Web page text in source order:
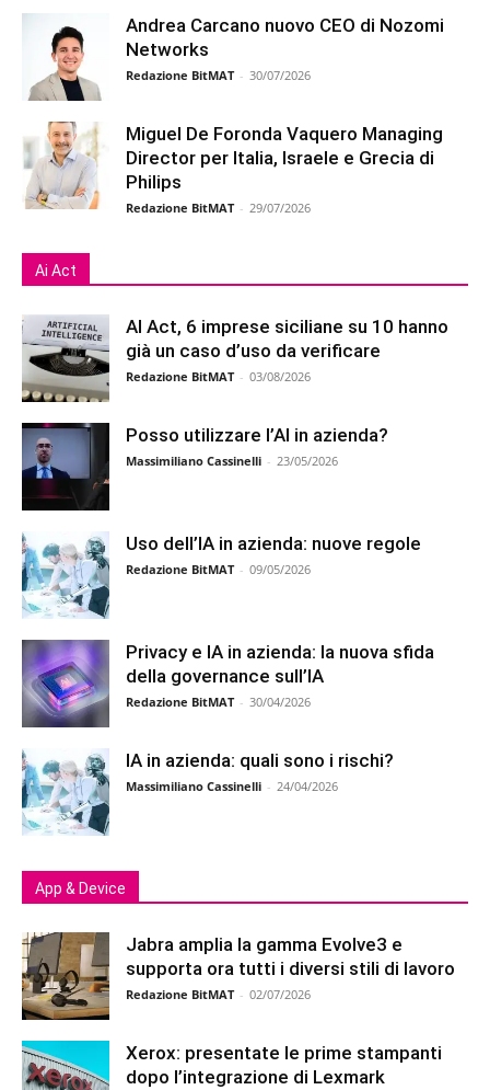
Andrea Carcano nuovo CEO di Nozomi
Networks
Redazione BitMAT - 30/07/2026
Miguel De Foronda Vaquero Managing
Director per Italia, Israele e Grecia di
Philips
Redazione BitMAT - 29/07/2026
Ai Act
AI Act, 6 imprese siciliane su 10 hanno
già un caso d’uso da verificare
Redazione BitMAT - 03/08/2026
Posso utilizzare l’AI in azienda?
Massimiliano Cassinelli - 23/05/2026
Uso dell’IA in azienda: nuove regole
Redazione BitMAT - 09/05/2026
Privacy e IA in azienda: la nuova sfida
della governance sull’IA
Redazione BitMAT - 30/04/2026
IA in azienda: quali sono i rischi?
Massimiliano Cassinelli - 24/04/2026
App & Device
Jabra amplia la gamma Evolve3 e
supporta ora tutti i diversi stili di lavoro
Redazione BitMAT - 02/07/2026
Xerox: presentate le prime stampanti
dopo l’integrazione di Lexmark